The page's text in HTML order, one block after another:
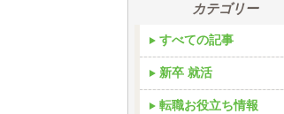
カテゴリー
すべての記事
新卒 就活
転職お役立ち情報